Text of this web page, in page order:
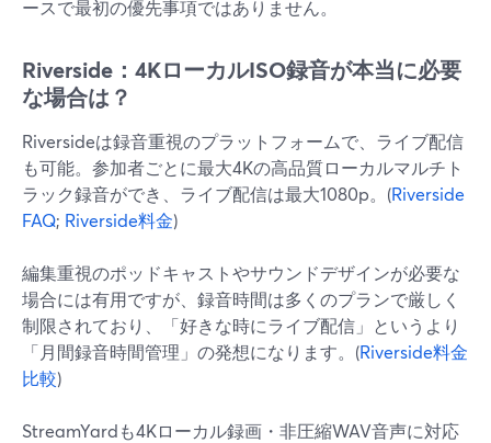
ースで最初の優先事項ではありません。
Riverside：4KローカルISO録音が本当に必要
な場合は？
Riversideは録音重視のプラットフォームで、ライブ配信
も可能。参加者ごとに最大4Kの高品質ローカルマルチト
ラック録音ができ、ライブ配信は最大1080p。(Riverside
FAQ; Riverside料金)
編集重視のポッドキャストやサウンドデザインが必要な
場合には有用ですが、録音時間は多くのプランで厳しく
制限されており、「好きな時にライブ配信」というより
「月間録音時間管理」の発想になります。(Riverside料金
比較)
StreamYardも4Kローカル録画・非圧縮WAV音声に対応